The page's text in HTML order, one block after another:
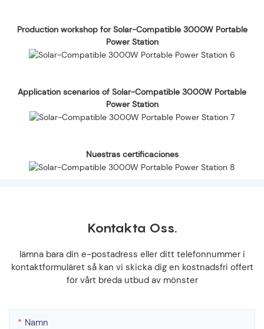
Production workshop for Solar-Compatible 3000W Portable
Power Station
Application scenarios of Solar-Compatible 3000W Portable
Power Station
Nuestras certificaciones
Kontakta Oss.
lämna bara din e-postadress eller ditt telefonnummer i
kontaktformuläret så kan vi skicka dig en kostnadsfri offert
för vårt breda utbud av mönster
Namn